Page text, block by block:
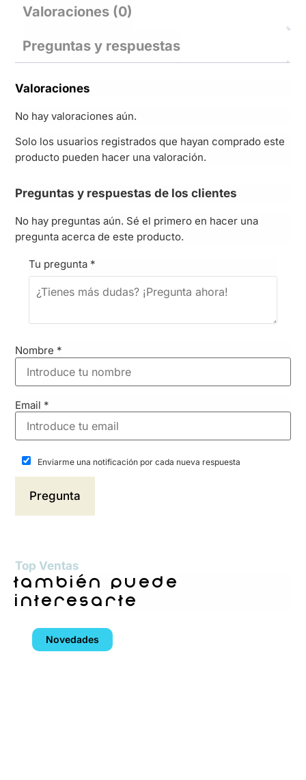
Valoraciones (0)
Preguntas y respuestas
Valoraciones
No hay valoraciones aún.
Solo los usuarios registrados que hayan comprado este
producto pueden hacer una valoración.
Preguntas y respuestas de los clientes
No hay preguntas aún. Sé el primero en hacer una
pregunta acerca de este producto.
Tu pregunta *
Nombre *
Email *
Enviarme una notificación por cada nueva respuesta
Top Ventas
también puede
interesarte
Novedades